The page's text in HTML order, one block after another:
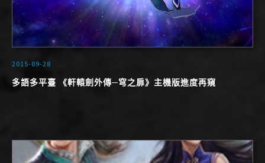
2015-09-28
多語多平臺 《軒轅劍外傳─穹之扉》主機版進度再窺